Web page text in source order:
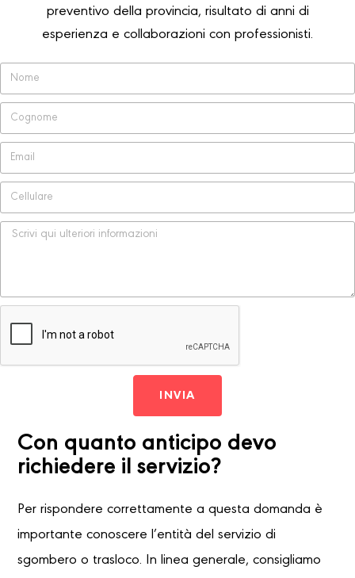
preventivo della provincia, risultato di anni di
esperienza e collaborazioni con professionisti.
INVIA
Con quanto anticipo devo
richiedere il servizio?
Per rispondere correttamente a questa domanda è
importante conoscere l’entità del servizio di
sgombero o trasloco. In linea generale, consigliamo